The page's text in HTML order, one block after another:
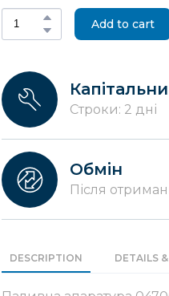
Add to cart
Строки: 2 дні
Обмін
Після
DESCRIPTION DETAILS